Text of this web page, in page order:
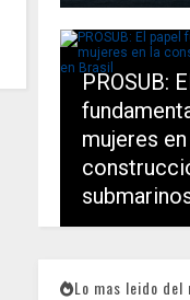
PROSUB:
mujeres
Lo mas leido del